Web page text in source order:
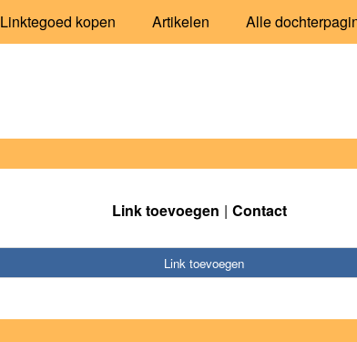
Linktegoed kopen Artikelen Alle
Link toevoegen Contact
Link toevoegen